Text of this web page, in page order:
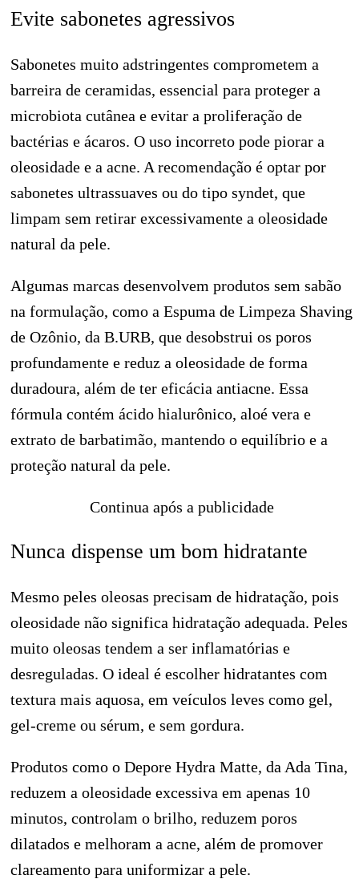
Evite sabonetes agressivos
Sabonetes muito adstringentes comprometem a
barreira de ceramidas, essencial para proteger a
microbiota cutânea e evitar a proliferação de
bactérias e ácaros. O uso incorreto pode piorar a
oleosidade e a acne. A recomendação é optar por
sabonetes ultrassuaves ou do tipo syndet, que
limpam sem retirar excessivamente a oleosidade
natural da pele.
Algumas marcas desenvolvem produtos sem sabão
na formulação, como a Espuma de Limpeza Shaving
de Ozônio, da B.URB, que desobstrui os poros
profundamente e reduz a oleosidade de forma
duradoura, além de ter eficácia antiacne. Essa
fórmula contém ácido hialurônico, aloé vera e
extrato de barbatimão, mantendo o equilíbrio e a
proteção natural da pele.
Continua após a publicidade
Nunca dispense um bom hidratante
Mesmo peles oleosas precisam de hidratação, pois
oleosidade não significa hidratação adequada. Peles
muito oleosas tendem a ser inflamatórias e
desreguladas. O ideal é escolher hidratantes com
textura mais aquosa, em veículos leves como gel,
gel-creme ou sérum, e sem gordura.
Produtos como o Depore Hydra Matte, da Ada Tina,
reduzem a oleosidade excessiva em apenas 10
minutos, controlam o brilho, reduzem poros
dilatados e melhoram a acne, além de promover
clareamento para uniformizar a pele.